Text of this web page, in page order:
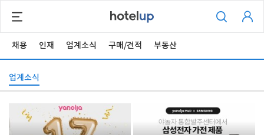
채용 인재 업계소식 구매/견적 부동산
업계소식